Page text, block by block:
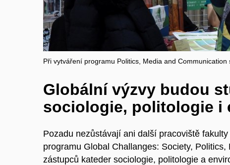
Při vytváření programu Politics, Media and
Globální výzvy budou
sociologie, politologie i
Pozadu nezůstávají ani další pracoviště
programu Global Challanges: Society, Politics,
zástupců kateder sociologie, politologie a